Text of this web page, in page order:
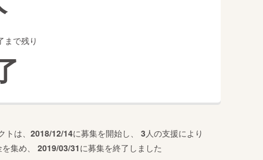
まで残り
は、 2018/12/14に募集を開始し、 3人の支援により
集め、 2019/03/31に募集を終了しました